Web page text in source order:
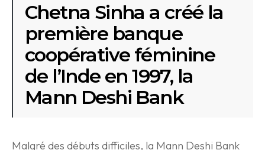
Chetna Sinha a créé la
première banque
coopérative féminine
de l’Inde en 1997, la
Mann Deshi Bank
Malgré des débuts difficiles, la Mann Deshi Bank